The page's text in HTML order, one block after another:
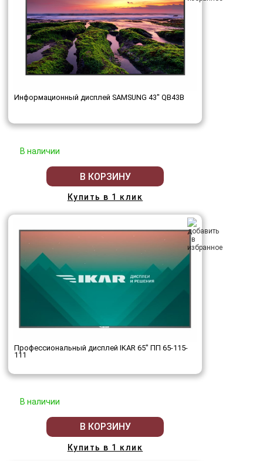
Информационный дисплей SAMSUNG 43" QB43B
В наличии
В КОРЗИНУ
Купить в 1 клик
Профессиональный дисплей IKAR 65" ПП 65-115-
111
В наличии
В КОРЗИНУ
Купить в 1 клик